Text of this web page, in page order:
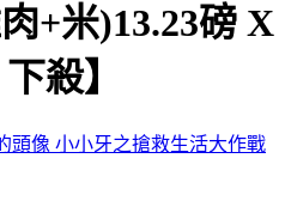
+米)13.23磅 X
殺】
小小牙之搶救生活大作戰